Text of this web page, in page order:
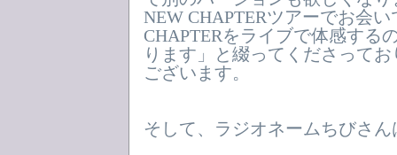
NEW CHAPTERツアーでお会
CHAPTERをライブで体感する
ります」と綴ってくださって
ございます。
そして、ラジオネームちびさ